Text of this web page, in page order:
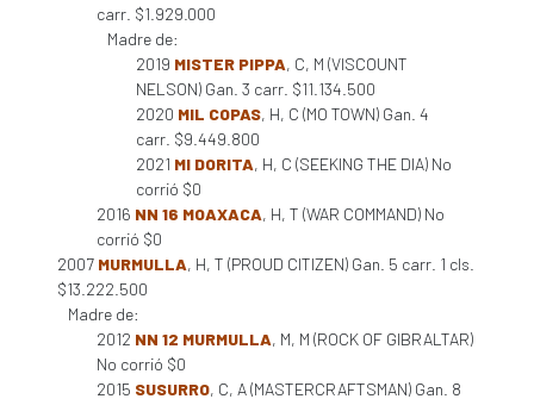
carr. $1.929.000
Madre de:
2019 MISTER PIPPA, C, M (VISCOUNT
NELSON) Gan. 3 carr. $11.134.500
2020 MIL COPAS, H, C (MO TOWN) Gan. 4
carr. $9.449.800
2021 MI DORITA, H, C (SEEKING THE DIA) No
corrió $0
2016 NN 16 MOAXACA, H, T (WAR COMMAND) No
corrió $0
2007 MURMULLA, H, T (PROUD CITIZEN) Gan. 5 carr. 1 cls.
$13.222.500
Madre de:
2012 NN 12 MURMULLA, M, M (ROCK OF GIBRALTAR)
No corrió $0
2015 SUSURRO, C, A (MASTERCRAFTSMAN) Gan. 8